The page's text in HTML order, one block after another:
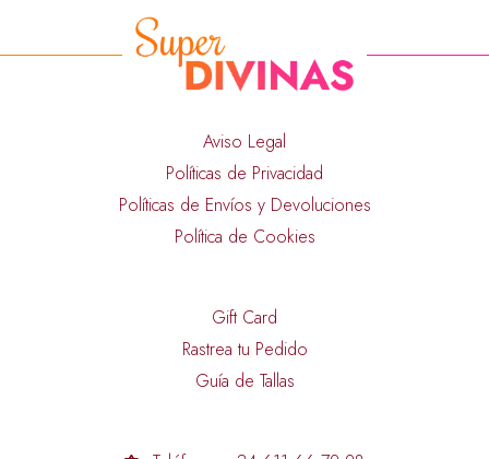
Aviso Legal
Políticas de Privacidad
Políticas de Envíos y Devoluciones
Política de Cookies
Gift Card
Rastrea tu Pedido
Guía de Tallas